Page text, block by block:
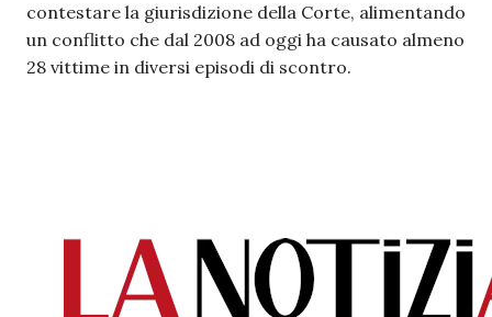
contestare la giurisdizione della Corte, alimentando
un conflitto che dal 2008 ad oggi ha causato almeno
28 vittime in diversi episodi di scontro.